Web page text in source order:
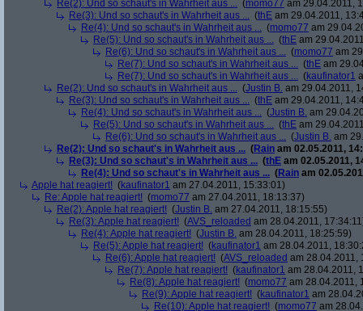
Re(2): Und so schaut's in Wahrheit aus ... (momo77 am 29.04.2011,
Re(3): Und so schaut's in Wahrheit aus ... (thE am 29.04.2011,
Re(4): Und so schaut's in Wahrheit aus ... (momo77 am
Re(5): Und so schaut's in Wahrheit aus ... (thE am
Re(6): Und so schaut's in Wahrheit aus ... (momo77 am
Re(7): Und so schaut's in Wahrheit aus ... (thE am
Re(7): Und so schaut's in Wahrheit aus ... (kaufinator1
Re(2): Und so schaut's in Wahrheit aus ... (Justin B. am 29.04.2011,
Re(3): Und so schaut's in Wahrheit aus ... (thE am 29.04.2011,
Re(4): Und so schaut's in Wahrheit aus ... (Justin B. am
Re(5): Und so schaut's in Wahrheit aus ... (thE am
Re(6): Und so schaut's in Wahrheit aus ... (Justin B. am
Re(2): Und so schaut's in Wahrheit aus ... (Rain am 02.05.2011,
Re(3): Und so schaut's in Wahrheit aus ... (thE am 02.05.2011,
Re(4): Und so schaut's in Wahrheit aus ... (Rain am
Apple hat reagiert! (kaufinator1 am 27.04.2011, 15:33:01)
Re: Apple hat reagiert! (momo77 am 27.04.2011, 18:13:37)
Re(2): Apple hat reagiert! (Justin B. am 27.04.2011, 18:15:55)
Re(3): Apple hat reagiert! (AVS_reloaded am 28.04.2011,
Re(4): Apple hat reagiert! (Justin B. am 28.04.2011, 18:25:59)
Re(5): Apple hat reagiert! (kaufinator1 am 28.04.2011,
Re(6): Apple hat reagiert! (AVS_reloaded am 28.04.2011,
Re(7): Apple hat reagiert! (kaufinator1 am 28.04.2011,
Re(8): Apple hat reagiert! (momo77 am 28.04.2011,
Re(9): Apple hat reagiert! (kaufinator1 am
Re(10): Apple hat reagiert! (momo77 am